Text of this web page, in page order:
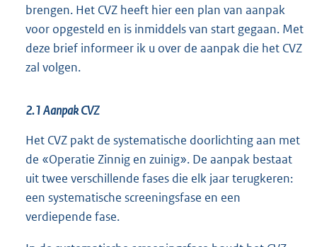
brengen. Het CVZ heeft hier een plan van aanpak
voor opgesteld en is inmiddels van start gegaan. Met
deze brief informeer ik u over de aanpak die het CVZ
zal volgen.
2.1 Aanpak CVZ
Het CVZ pakt de systematische doorlichting aan met
de «Operatie Zinnig en zuinig». De aanpak bestaat
uit twee verschillende fases die elk jaar terugkeren:
een systematische screeningsfase en een
verdiepende fase.